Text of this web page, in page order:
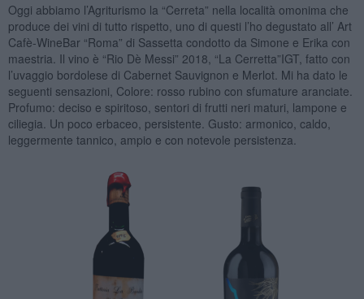
Oggi abbiamo l’Agriturismo la “Cerreta” nella località omonima che
produce dei vini di tutto rispetto, uno di questi l’ho degustato all’ Art
Cafè-WineBar “Roma” di Sassetta condotto da Simone e Erika con
maestria. Il vino è “Rio Dè Messi” 2018, “La Cerretta”IGT, fatto con
l’uvaggio bordolese di Cabernet Sauvignon e Merlot. Mi ha dato le
seguenti sensazioni, Colore: rosso rubino con sfumature aranciate.
Profumo: deciso e spiritoso, sentori di frutti neri maturi, lampone e
ciliegia. Un poco erbaceo, persistente. Gusto: armonico, caldo,
leggermente tannico, ampio e con notevole persistenza.